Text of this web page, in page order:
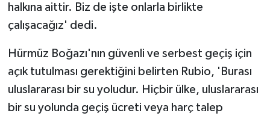
halkına aittir. Biz de işte onlarla birlikte
çalışacağız' dedi.
Hürmüz Boğazı'nın güvenli ve serbest geçiş için
açık tutulması gerektiğini belirten Rubio, 'Burası
uluslararası bir su yoludur. Hiçbir ülke, uluslararası
bir su yolunda geçiş ücreti veya harç talep